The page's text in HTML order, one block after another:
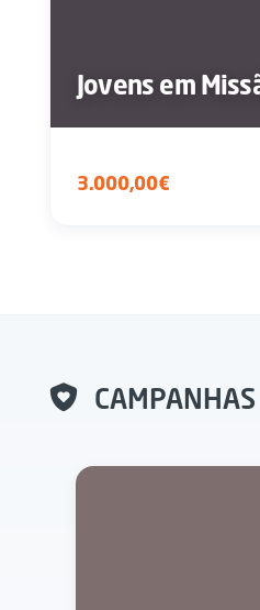
Jovens em
3.000,00€